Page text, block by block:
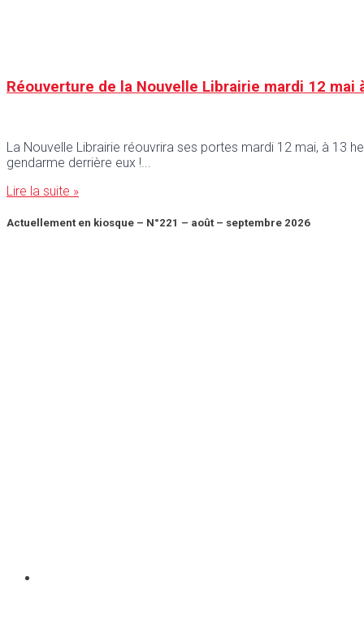
Réouverture de la Nouvelle Librairie mardi 12 mai
La Nouvelle Librairie réouvrira ses portes mardi 12 mai, à 13
gendarme derrière eux !
Lire la suite »
Actuellement en kiosque – N°221 – août – septembre 2026